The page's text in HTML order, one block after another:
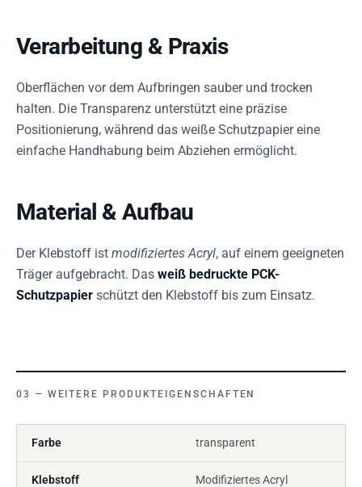
Verarbeitung & Praxis
Oberflächen vor dem Aufbringen sauber und trocken
halten. Die Transparenz unterstützt eine präzise
Positionierung, während das weiße Schutzpapier eine
einfache Handhabung beim Abziehen ermöglicht.
Material & Aufbau
Der Klebstoff ist modifiziertes Acryl, auf einem geeigneten
Träger aufgebracht. Das weiß bedruckte PCK-
Schutzpapier schützt den Klebstoff bis zum Einsatz.
WEITERE PRODUKTEIGENSCHAFTEN
Farbe transparent
Klebstoff Modifiziertes Acryl